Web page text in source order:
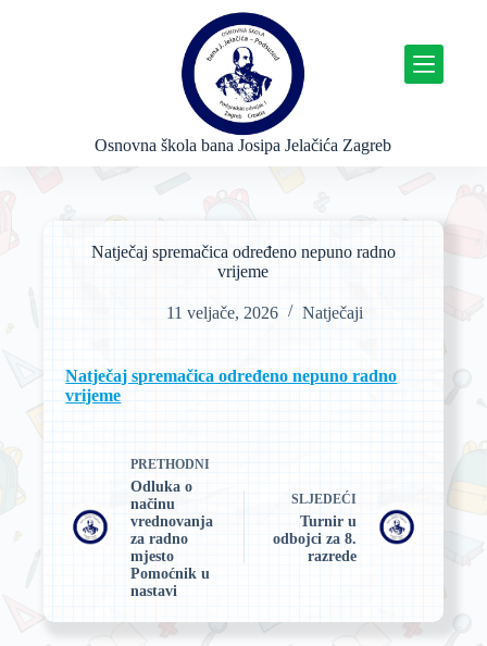
n
Osnovna škola bana Josipa Jelačića Zagreb
Natječaj spremačica određeno nepuno radno
vrijeme
11 veljače, 2026 Natječaji
Natječaj spremačica određeno nepuno radno
vrijeme
PRETHODNI
Odluka o
načinu
vrednovanja
za radno
mjesto
Pomoćnik u
nastavi
SLJEDEĆI
Turnir u
odbojci za 8.
razrede